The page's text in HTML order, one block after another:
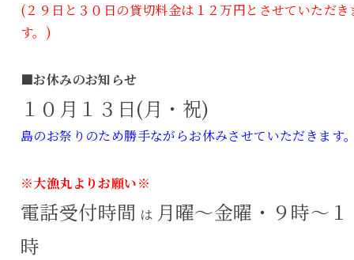
(２９日と３０日の貸切料金は１２万円とさせていただき
す。)
■お休みのお知らせ
１０月１３日(月・祝)
島のお祭りのため勝手ながらお休みさせていただきます
※大漁丸よりお願い※
電話受付時間 は 月曜～金曜・９時～
時